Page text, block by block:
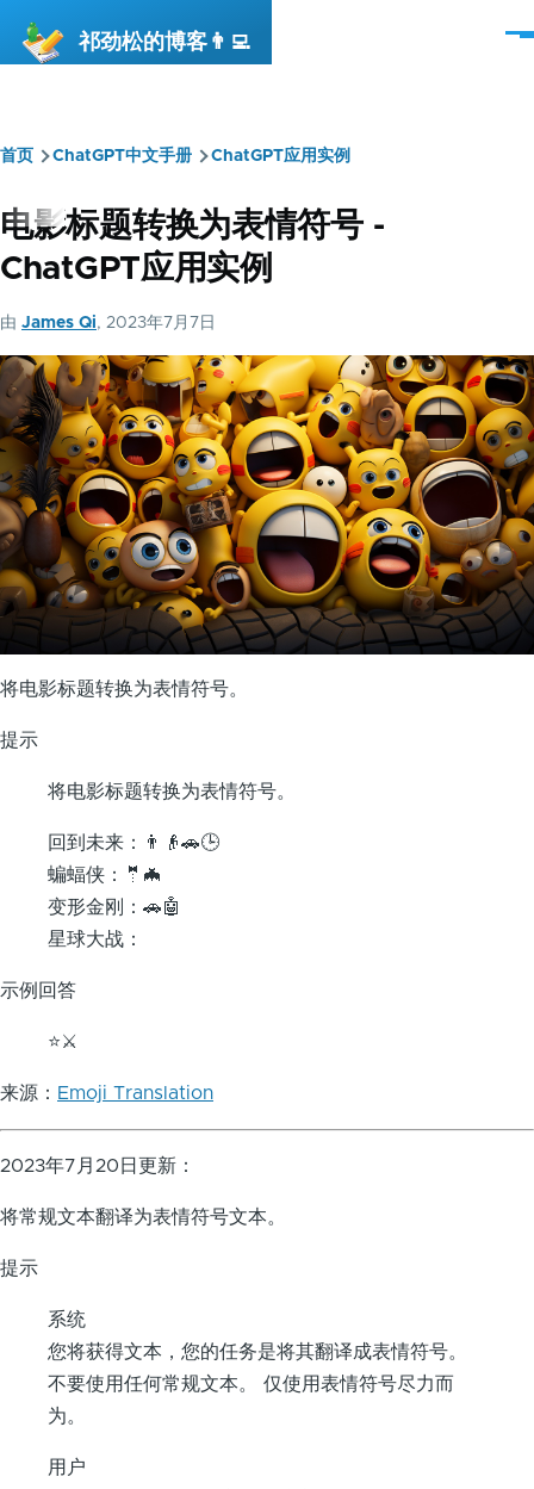
祁劲松的博客👨‍💻
菜
面
包
屑
首页 ChatGPT中文手册 ChatGPT应用实例
电影标题转换为表情符号 -
ChatGPT应用实例
由 James Qi, 2023年7月7日
将电影标题转换为表情符号。
提示
将电影标题转换为表情符号。
回到未来：👨👴🚗🕒
蝙蝠侠：🤵🦇
变形金刚：🚗🤖
星球大战：
示例回答
⭐️⚔
来源： Emoji Translation
2023年7月20日更新：
将常规文本翻译为表情符号文本。
提示
系统
您将获得文本，您的任务是将其翻译成表情符号。
不要使用任何常规文本。 仅使用表情符号尽力而
为。
用户